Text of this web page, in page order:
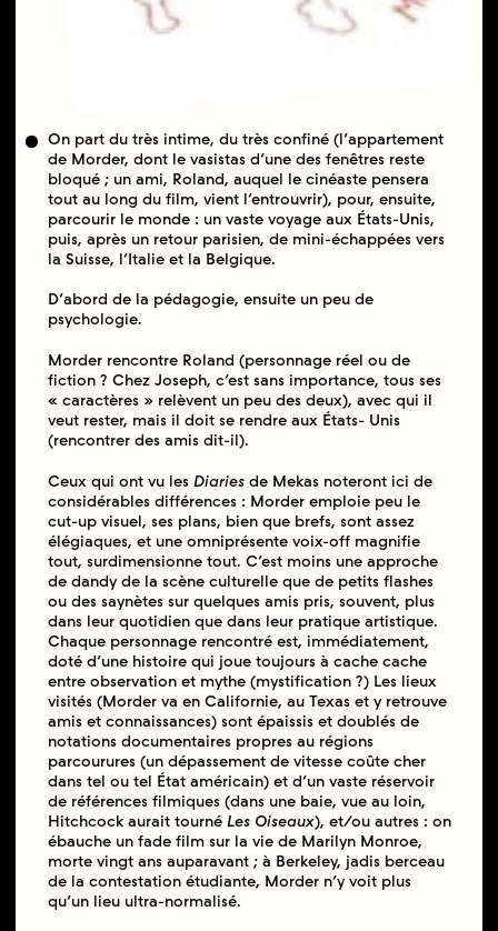
On part du très intime, du très confiné (l’appartement
de Morder, dont le vasistas d’une des fenêtres reste
bloqué ; un ami, Roland, auquel le cinéaste pensera
tout au long du film, vient l’entrouvrir), pour, ensuite,
parcourir le monde : un vaste voyage aux États-Unis,
puis, après un retour parisien, de mini-échappées vers
la Suisse, l’Italie et la Belgique.
D’abord de la pédagogie, ensuite un peu de
psychologie.
Morder rencontre Roland (personnage réel ou de
fiction ? Chez Joseph, c’est sans importance, tous ses
« caractères » relèvent un peu des deux), avec qui il
veut rester, mais il doit se rendre aux États- Unis
(rencontrer des amis dit-il).
Ceux qui ont vu les Diariesde Mekas noteront ici de
considérables différences : Morder emploie peu le
cut-up visuel, ses plans, bien que brefs, sont assez
élégiaques, et une omniprésente voix-off magnifie
tout, surdimensionne tout. C’est moins une approche
de dandy de la scène culturelle que de petits flashes
ou des saynètes sur quelques amis pris, souvent, plus
dans leur quotidien que dans leur pratique artistique.
Chaque personnage rencontré est, immédiatement,
doté d’une histoire qui joue toujours à cache cache
entre observation et mythe (mystification ?) Les lieux
visités (Morder va en Californie, au Texas et y retrouve
amis et connaissances) sont épaissis et doublés de
notations documentaires propres au régions
parcourures (un dépassement de vitesse coûte cher
dans tel ou tel État américain) et d’un vaste réservoir
de références filmiques (dans une baie, vue au loin,
Hitchcock aurait tourné Les Oiseaux), et/ou autres : on
ébauche un fade film sur la vie de Marilyn Monroe,
morte vingt ans auparavant ; à Berkeley, jadis berceau
de la contestation étudiante, Morder n’y voit plus
qu’un lieu ultra-normalisé.